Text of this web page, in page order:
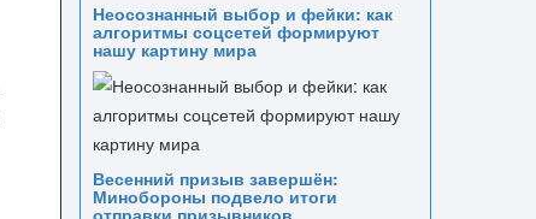
Неосознанный выбор и фейки: как
алгоритмы соцсетей формируют
нашу картину мира
Весенний призыв завершён:
Минобороны подвело итоги
отправки призывников